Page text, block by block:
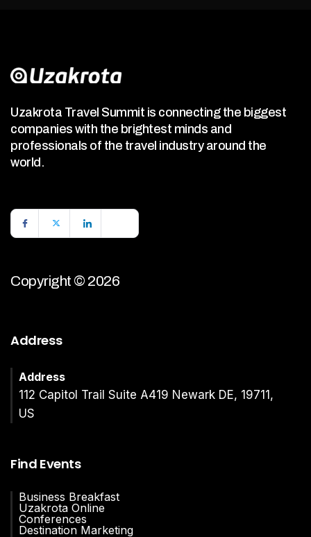
Uzakrota Travel Summit is connecting the biggest
companies with the brightest minds and
professionals of the travel industry around the
world.
Copyright © 2026
Address
Address
112 Capitol Trail Suite A419 Newark DE, 19711,
US
Find Events
Business Breakfast
Uzakrota Online
Conferences
Destination Marketing